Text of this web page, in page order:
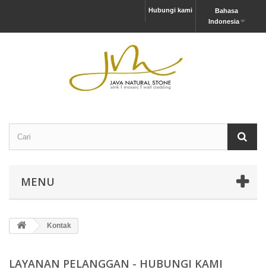
Bahasa
Indonesia
Hubungi kami
MENU
Kontak
LAYANAN PELANGGAN - HUBUNGI KAMI